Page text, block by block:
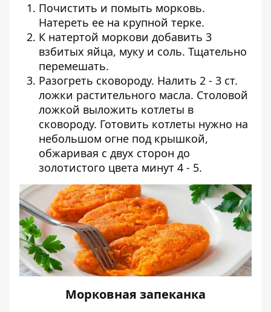
Почистить и помыть морковь.
Натереть ее на крупной терке.
К натертой моркови добавить 3
взбитых яйца, муку и соль. Тщательно
перемешать.
Разогреть сковороду. Налить 2 - 3 ст.
ложки растительного масла. Столовой
ложкой выложить котлеты в
сковороду. Готовить котлеты нужно на
небольшом огне под крышкой,
обжаривая с двух сторон до
золотистого цвета минут 4 - 5.
Морковная запеканка